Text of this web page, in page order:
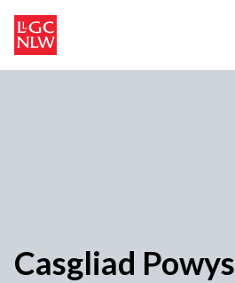
Casgliad Powys